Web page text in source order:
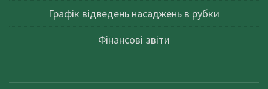
Графік відведень насаджень в рубки
Фінансові звіти